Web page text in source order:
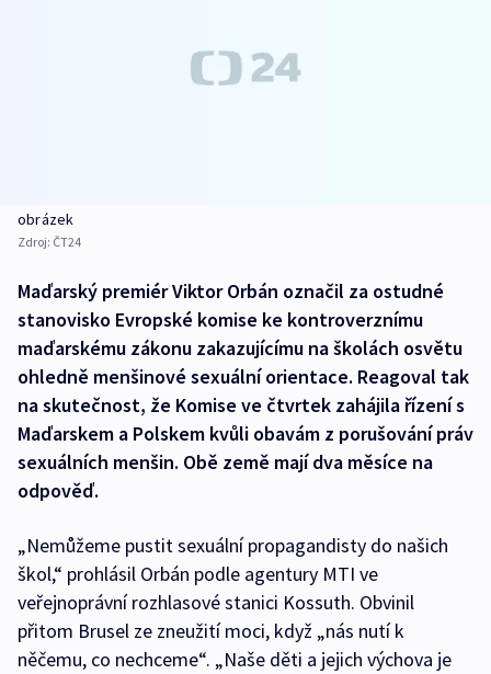
obrázek
Zdroj: ČT24
Maďarský premiér Viktor Orbán označil za ostudné
stanovisko Evropské komise ke kontroverznímu
maďarskému zákonu zakazujícímu na školách osvětu
ohledně menšinové sexuální orientace. Reagoval tak
na skutečnost, že Komise ve čtvrtek zahájila řízení s
Maďarskem a Polskem kvůli obavám z porušování práv
sexuálních menšin. Obě země mají dva měsíce na
odpověď.
„Nemůžeme pustit sexuální propagandisty do našich
škol,“ prohlásil Orbán podle agentury MTI ve
veřejnoprávní rozhlasové stanici Kossuth. Obvinil
přitom Brusel ze zneužití moci, když „nás nutí k
něčemu, co nechceme“. „Naše děti a jejich výchova je